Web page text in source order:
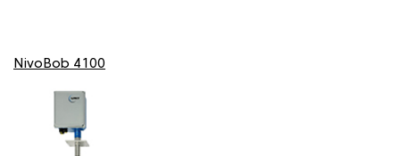
NivoBob 4100